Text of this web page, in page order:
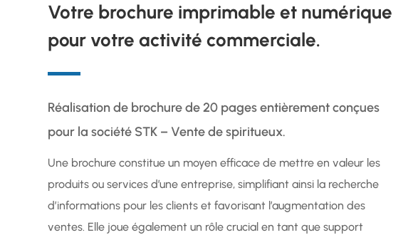
Votre brochure imprimable et numérique
pour votre activité commerciale.
Réalisation de brochure de 20 pages entièrement conçues
pour la société STK – Vente de spiritueux.
Une brochure constitue un moyen efficace de mettre en valeur les
produits ou services d’une entreprise, simplifiant ainsi la recherche
d’informations pour les clients et favorisant l’augmentation des
ventes. Elle joue également un rôle crucial en tant que support